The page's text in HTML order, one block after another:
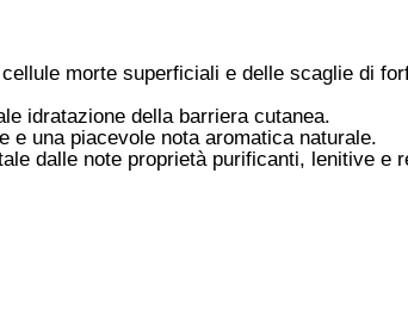
morte superficiali e delle scaglie di
idratazione della barriera cutanea.
e una piacevole nota aromatica naturale.
dalle note proprietà purificanti, lenitive e